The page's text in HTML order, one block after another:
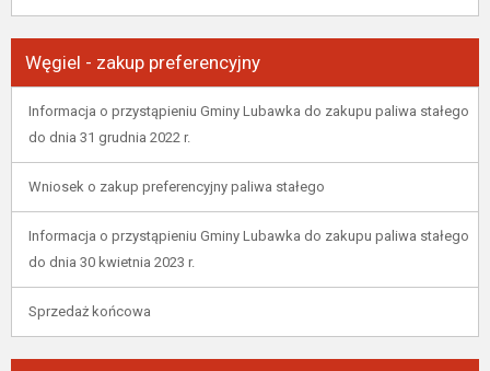
Węgiel - zakup preferencyjny
Informacja o przystąpieniu Gminy Lubawka do zakupu paliwa stałego
do dnia 31 grudnia 2022 r.
Wniosek o zakup preferencyjny paliwa stałego
Informacja o przystąpieniu Gminy Lubawka do zakupu paliwa stałego
do dnia 30 kwietnia 2023 r.
Sprzedaż końcowa